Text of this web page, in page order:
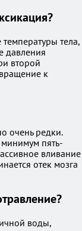
тела,
давления
второй
к
очень редки.
пять-
вливание
отек мозга
воды,